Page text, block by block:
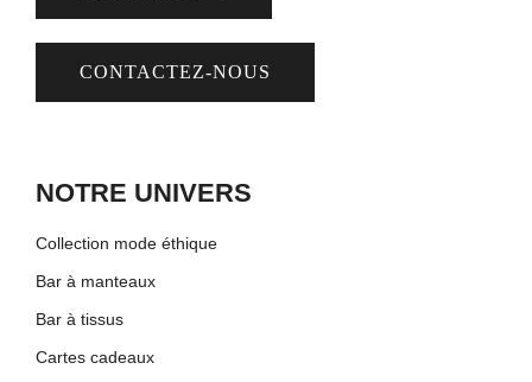
CONTACTEZ-NOUS
NOTRE UNIVERS
Collection mode éthique
Bar à manteaux
Bar à tissus
Cartes cadeaux